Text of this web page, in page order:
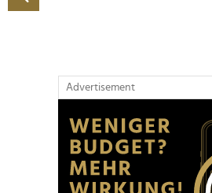
weiteren Daten zusammen, die
Advertisement